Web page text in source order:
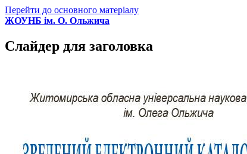
Перейти до основного матеріалу
ЖОУНБ ім. О. Ольжича
Слайдер для заголовка